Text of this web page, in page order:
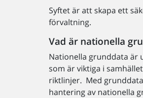
Syftet är att skapa ett
förvaltning.
Vad är nationella
Nationella grunddata är
som är viktiga i
riktlinjer. Med
hantering av nationella